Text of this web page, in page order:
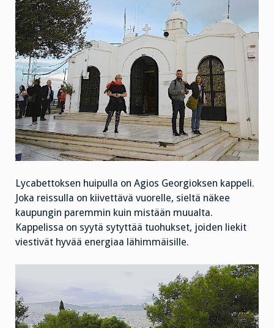
Lycabettoksen huipulla on Agios Georgioksen kappeli.
Joka reissulla on kiivettävä vuorelle, sieltä näkee
kaupungin paremmin kuin mistään muualta.
Kappelissa on syytä sytyttää tuohukset, joiden liekit
viestivät hyvää energiaa lähimmäisille.